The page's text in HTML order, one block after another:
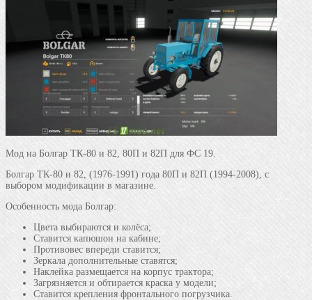
Мод на Болгар ТК-80 и 82, 80П и 82П для ФС 19.
Болгар ТК-80 и 82, (1976-1991) года 80П и 82П (1994-2008), с
выбором модификации в магазине.
Особенность мода Болгар:
Цвета выбираются и колёса;
Ставится капюшон на кабине;
Противовес впереди ставится;
Зеркала дополнительные ставятся;
Наклейка размещается на корпус трактора;
Загрязняется и обтирается краска у модели;
Ставится крепления фронтального погрузчика.